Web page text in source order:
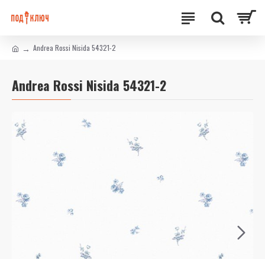
Andrea Rossi Nisida 54321-2
Andrea Rossi Nisida 54321-2